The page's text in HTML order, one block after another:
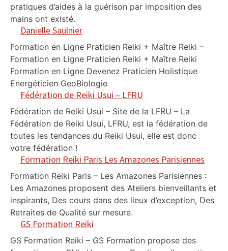
pratiques d’aides à la guérison par imposition des
mains ont existé.
Danielle Saulnier
Formation en Ligne Praticien Reiki + Maître Reiki –
Formation en Ligne Praticien Reiki + Maître Reiki
Formation en Ligne Devenez Praticien Holistique
Energéticien GeoBiologie
Fédération de Reiki Usui – LFRU
Fédération de Reiki Usui – Site de la LFRU – La
Fédération de Reiki Usui, LFRU, est la fédération de
toutes les tendances du Reiki Usui, elle est donc
votre fédération !
Formation Reiki Paris Les Amazones Parisiennes
Formation Reiki Paris – Les Amazones Parisiennes :
Les Amazones proposent des Ateliers bienveillants et
inspirants, Des cours dans des lieux d’exception, Des
Retraites de Qualité sur mesure.
GS Formation Reiki
GS Formation Reiki – GS Formation propose des